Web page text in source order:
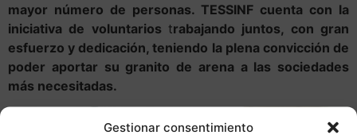
Gestionar consentimiento
mayor número de personas.TESSINF cuenta con la
iniciativa de voluntarios trabajando juntos, con gran
esfuerzo y dedicación, teniendo la plena convicción de
poder aportar su granito de arena a las sociedades
más necesitadas.